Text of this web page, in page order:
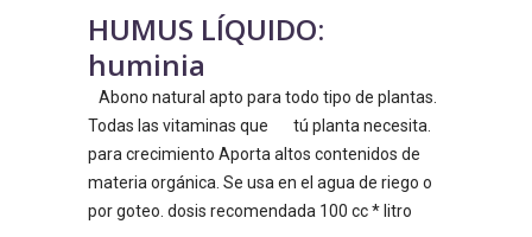
HUMUS LÍQUIDO:
huminia
Abono natural apto para todo tipo de plantas.
Todas las vitaminas que tú planta necesita.
para crecimiento Aporta altos contenidos de
materia orgánica. Se usa en el agua de riego o
por goteo. dosis recomendada 100 cc * litro